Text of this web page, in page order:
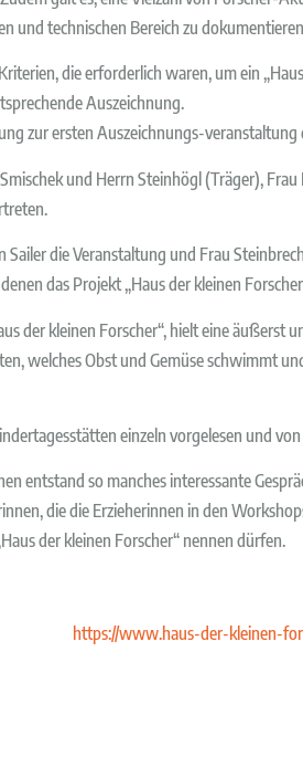
und technischen Bereich zu
die erforderlich waren, um ein
Auszeichnung.
zur ersten Auszeichnungs-
und Herrn Steinhögl (Träger),
die Veranstaltung und Frau
das Projekt „Haus der kleinen
der kleinen Forscher“, hielt eine äußerst
welches Obst und Gemüse schwimmt
einzeln vorgelesen und
entstand so manches interessante
die die Erzieherinnen in den
der kleinen Forscher“ nennen dürfen.
https://www.haus-der-kleinen-